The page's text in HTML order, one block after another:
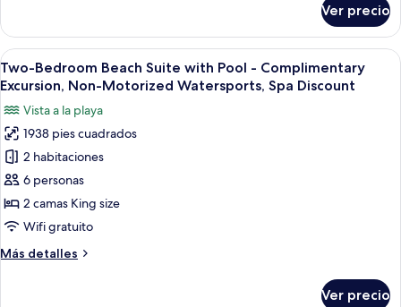
Complimentary
Excursion,
Non-
Motorized
Watersports,Spa
D
Bedrooms
Family
Beach
Villa
Pool
Complimentary
Excursion,
Non-
Watersports,Spa
D
Ver precio
Abrir
todas
fotos
de
Two-
Bedroom
Beach
Suite
Pool
Ropa de cama de alta calidad y
10
Two-Bedroom Beach Suite with Pool - Complimentary
Excursion, Non-Motorized Watersports, Spa Discount
Vista a la playa
1938 pies cuadrados
2 habitaciones
6 personas
2 camas King size
Wifi gratuito
Más detalles
Más
Ver precio